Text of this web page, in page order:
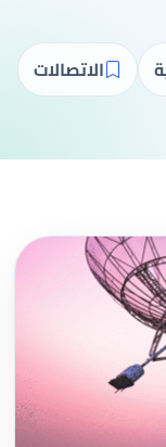
الاتصالات